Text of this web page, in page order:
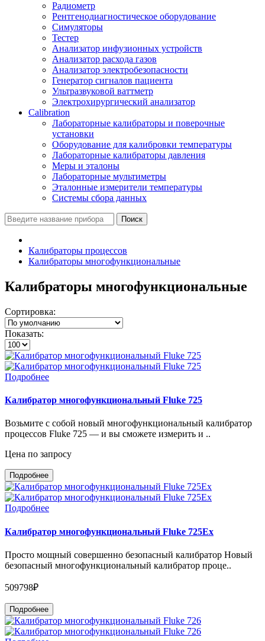
Радиометр
Рентгенодиагностическое оборудование
Симуляторы
Тестер
Анализатор инфузионных устройств
Анализатор расхода газов
Анализатор электробезопасности
Генератор сигналов пациента
Ультразвуковой ваттметр
Электрохирургический анализатор
Calibration
Лабораторные калибраторы и поверочные
установки
Оборудование для калибровки температуры
Лабораторные калибраторы давления
Меры и эталоны
Лабораторные мультиметры
Эталонные измерители температуры
Системы сбора данных
Поиск
Калибраторы процессов
Калибраторы многофункциональные
Калибраторы многофункциональные
Сортировка:
Показать:
Подробнее
Калибратор многофункциональный Fluke 725
Возьмите с собой новый многофункциональный калибратор
процессов Fluke 725 — и вы сможете измерить и ..
Цена по запросу
Подробнее
Подробнее
Калибратор многофункциональный Fluke 725Ex
Просто мощный совершенно безопасный калибратор Новый
безопасный многофункциональный калибратор проце..
509798₽
Подробнее